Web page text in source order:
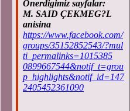
Önerdigimiz sayfalar:
M. SAID ÇEKMEG?L
anisina
https://www.facebook.com/
groups/35152852543/?mul
ti_permalinks=1015385
0899667544&notif_t=grou
p_highlights&notif_id=147
2405452361090